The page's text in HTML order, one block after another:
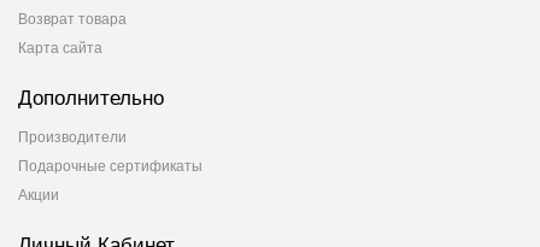
Возврат товара
Карта сайта
Дополнительно
Производители
Подарочные сертификаты
Акции